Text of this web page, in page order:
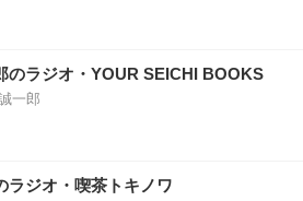
のラジオ・YOUR SEICHI BOOKS
一郎
ラジオ・喫茶トキノワ